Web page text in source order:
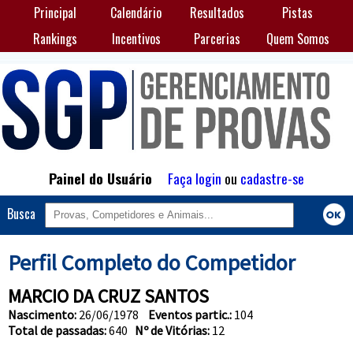
Principal Calendário Resultados
Pistas
Rankings
Incentivos Parcerias Quem Somos
Painel do Usuário Faça login ou cadastre-se
Busca
Perfil Completo do Competidor
MARCIO DA CRUZ SANTOS
Nascimento: 26/06/1978 Eventos partic.: 104
Total de passadas:640 Nº de Vitórias: 12